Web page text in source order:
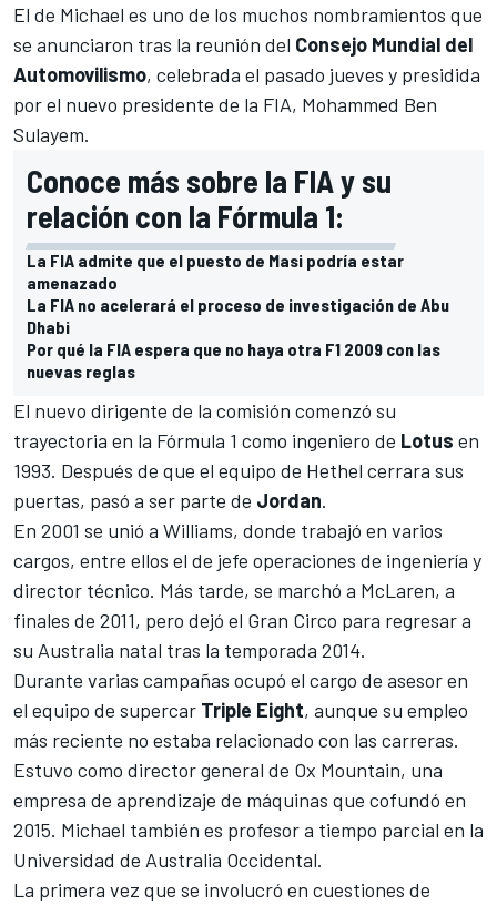
El de Michael es uno de los muchos nombramientos que
se anunciaron tras la reunión del Consejo Mundial del
Automovilismo, celebrada el pasado jueves y presidida
por el nuevo presidente de la FIA, Mohammed Ben
Sulayem.
Conoce más sobre la FIA y su
relación con la Fórmula 1:
La FIA admite que el puesto de Masi podría estar
amenazado
La FIA no acelerará el proceso de investigación de Abu
Dhabi
Por qué la FIA espera que no haya otra F1 2009 con las
nuevas reglas
El nuevo dirigente de la comisión comenzó su
trayectoria en la Fórmula 1 como ingeniero de Lotus en
1993. Después de que el equipo de Hethel cerrara sus
puertas, pasó a ser parte de Jordan.
En 2001 se unió a Williams, donde trabajó en varios
cargos, entre ellos el de jefe operaciones de ingeniería y
director técnico. Más tarde, se marchó a McLaren, a
finales de 2011, pero dejó el Gran Circo para regresar a
su Australia natal tras la temporada 2014.
Durante varias campañas ocupó el cargo de asesor en
el equipo de supercar Triple Eight, aunque su empleo
más reciente no estaba relacionado con las carreras.
Estuvo como director general de Ox Mountain, una
empresa de aprendizaje de máquinas que cofundó en
2015. Michael también es profesor a tiempo parcial en la
Universidad de Australia Occidental.
La primera vez que se involucró en cuestiones de